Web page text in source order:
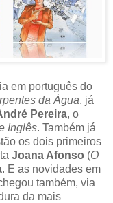
em português do
da Água, já
Pereira, o
Inglês. Também já
os dois primeiros
Joana Afonso (O
. E as novidades em
também, via
da mais